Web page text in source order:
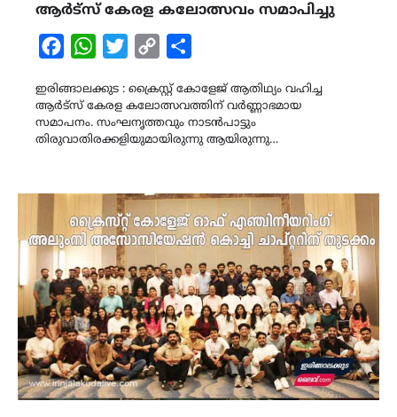
ആർട്സ് കേരള കലോത്സവം സമാപിച്ചു
FacebookWhatsAppTwitterCopy
ഇരിങ്ങാലക്കുട : ക്രൈസ്റ്റ് കോളേജ് ആതിഥ്യം വഹിച്ച
ആർട്സ് കേരള കലോത്സവത്തിന് വർണ്ണാഭമായ
സമാപനം. സംഘനൃത്തവും നാടൻപാട്ടും
തിരുവാതിരക്കളിയുമായിരുന്നു ആയിരുന്നു…